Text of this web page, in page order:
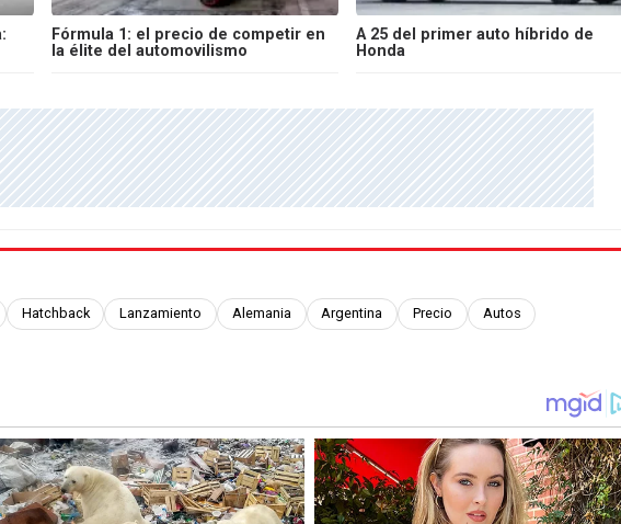
Fórmula 1: el precio de competir en
la élite del automovilismo
A 25 del primer auto híbrido de
Honda
Hatchback Lanzamiento Alemania Argentina Precio Autos